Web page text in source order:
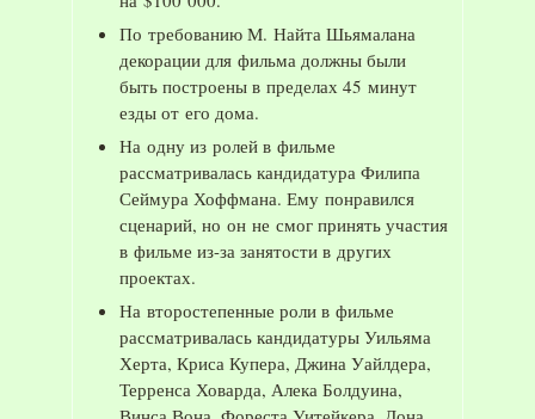
По требованию М. Найта Шьямалана
декорации для фильма должны были
быть построены в пределах 45 минут
езды от его дома.
На одну из ролей в фильме
рассматривалась кандидатура Филипа
Сеймура Хоффмана. Ему понравился
сценарий, но он не смог принять участия
в фильме из-за занятости в других
проектах.
На второстепенные роли в фильме
рассматривалась кандидатуры Уильяма
Херта, Криса Купера, Джина Уайлдера,
Терренса Ховарда, Алека Болдуина,